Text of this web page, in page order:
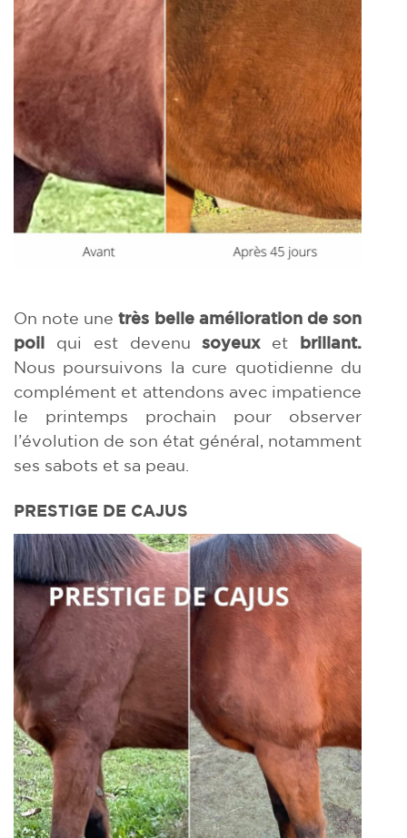
On note unetrès belle amélioration de son
poil qui est devenu soyeuxet brillant.
Nous poursuivons la cure quotidienne du
complément et attendons avec impatience
le printemps prochain pour observer
l’évolution de son état général, notamment
ses sabots et sa peau.
PRESTIGE DE CAJUS